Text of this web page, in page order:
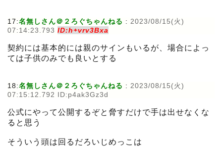
17:名無しさん＠２ろぐちゃんねる : 2023/08/15(火)
07:14:23.793 ID:h+vrv3Bxa
契約には基本的には親のサインもいるが、場合によっ
ては子供のみでも良いとする
18:名無しさん＠２ろぐちゃんねる : 2023/08/15(火)
07:15:12.792 ID:p4ak3Gz3d
公式にやって公開するぞと脅すだけで手は出せなくな
ると思う
そういう頭は回るだろいじめっこは